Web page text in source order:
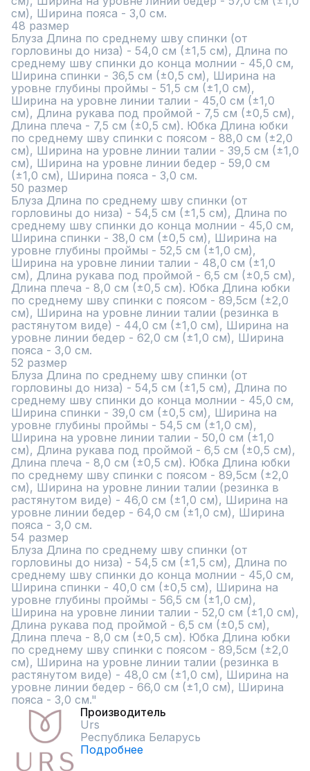
см), Ширина пояса - 3,0 см.
48 размер
Блуза Длина по среднему шву спинки (от
горловины до низа) - 54,0 см (±1,5 см), Длина по
среднему шву спинки до конца молнии - 45,0 см,
Ширина спинки - 36,5 см (±0,5 см), Ширина на
уровне глубины проймы - 51,5 см (±1,0 см),
Ширина на уровне линии талии - 45,0 см (±1,0
см), Длина рукава под проймой - 7,5 см (±0,5 см),
Длина плеча - 7,5 см (±0,5 см). Юбка Длина юбки
по среднему шву спинки с поясом - 88,0 см (±2,0
см), Ширина на уровне линии талии - 39,5 см (±1,0
см), Ширина на уровне линии бедер - 59,0 см
(±1,0 см), Ширина пояса - 3,0 см.
50 размер
Блуза Длина по среднему шву спинки (от
горловины до низа) - 54,5 см (±1,5 см), Длина по
среднему шву спинки до конца молнии - 45,0 см,
Ширина спинки - 38,0 см (±0,5 см), Ширина на
уровне глубины проймы - 52,5 см (±1,0 см),
Ширина на уровне линии талии - 48,0 см (±1,0
см), Длина рукава под проймой - 6,5 см (±0,5 см),
Длина плеча - 8,0 см (±0,5 см). Юбка Длина юбки
по среднему шву спинки с поясом - 89,5см (±2,0
см), Ширина на уровне линии талии (резинка в
растянутом виде) - 44,0 см (±1,0 см), Ширина на
уровне линии бедер - 62,0 см (±1,0 см), Ширина
пояса - 3,0 см.
52 размер
Блуза Длина по среднему шву спинки (от
горловины до низа) - 54,5 см (±1,5 см), Длина по
среднему шву спинки до конца молнии - 45,0 см,
Ширина спинки - 39,0 см (±0,5 см), Ширина на
уровне глубины проймы - 54,5 см (±1,0 см),
Ширина на уровне линии талии - 50,0 см (±1,0
см), Длина рукава под проймой - 6,5 см (±0,5 см),
Длина плеча - 8,0 см (±0,5 см). Юбка Длина юбки
по среднему шву спинки с поясом - 89,5см (±2,0
см), Ширина на уровне линии талии (резинка в
растянутом виде) - 46,0 см (±1,0 см), Ширина на
уровне линии бедер - 64,0 см (±1,0 см), Ширина
пояса - 3,0 см.
54 размер
Блуза Длина по среднему шву спинки (от
горловины до низа) - 54,5 см (±1,5 см), Длина по
среднему шву спинки до конца молнии - 45,0 см,
Ширина спинки - 40,0 см (±0,5 см), Ширина на
уровне глубины проймы - 56,5 см (±1,0 см),
Ширина на уровне линии талии - 52,0 см (±1,0 см),
Длина рукава под проймой - 6,5 см (±0,5 см),
Длина плеча - 8,0 см (±0,5 см). Юбка Длина юбки
по среднему шву спинки с поясом - 89,5см (±2,0
см), Ширина на уровне линии талии (резинка в
растянутом виде) - 48,0 см (±1,0 см), Ширина на
уровне линии бедер - 66,0 см (±1,0 см), Ширина
пояса - 3,0 см."
Производитель
Urs
Республика Беларусь
Подробнее